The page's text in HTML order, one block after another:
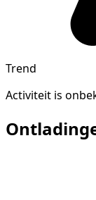
Trend
Activiteit is